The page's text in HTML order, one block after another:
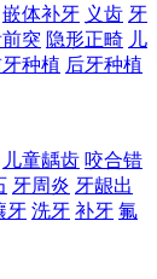
嵌体补牙 义齿 牙
突 隐形正畸 儿
种植 后牙种植
儿童龋齿 咬合错
牙周炎 牙龈出
牙 洗牙 补牙 氟